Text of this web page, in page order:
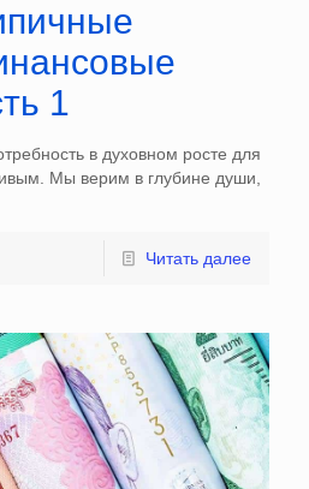
1
в духовном росте для
Мы верим в глубине души,
Читать далее